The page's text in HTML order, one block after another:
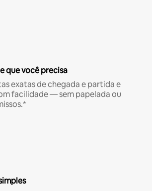
que você precisa
exatas de chegada e partida e
facilidade — sem papelada ou